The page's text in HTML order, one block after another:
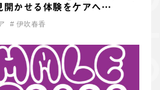
開かせる体験をケアへ…
# 伊吹春香